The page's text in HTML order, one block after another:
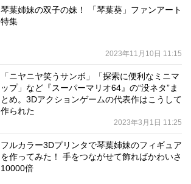
琴葉姉妹の双子の妹！ 「琴葉葵」ファンアート
特集
2023年11月10日 11:15
「ニヤニヤ笑うサンボ」「探索に便利なミニマ
ップ」など『スーパーマリオ64』の“没ネタ”ま
とめ。3Dアクションゲームの代表作はこうして
作られた
2023年3月1日 11:25
フルカラー3Dプリンタで琴葉姉妹のフィギュア
を作ってみた！ 手をつながせて飾ればかわいさ
10000倍